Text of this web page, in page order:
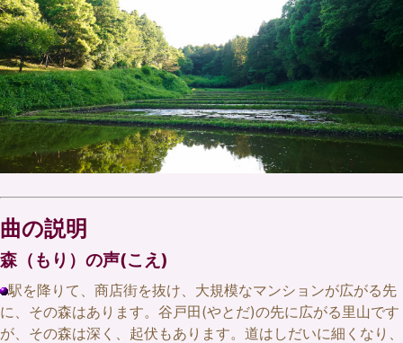
曲の説明
森（もり）の声(こえ)
駅を降りて、商店街を抜け、大規模なマンションが広がる先
に、その森はあります。谷戸田(やとだ)の先に広がる里山です
が、その森は深く、起伏もあります。道はしだいに細くなり、